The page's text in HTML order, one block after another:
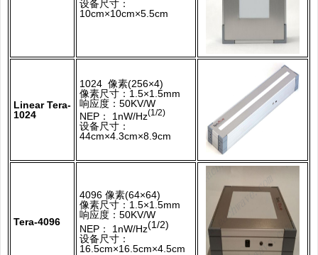
设备尺寸：
10cm×10cm×5.5cm
Linear Tera-
1024
1024 像素(256×4)
像素尺寸：1.5×1.5mm
响应度：50KV/W
NEP： 1nW/Hz(1/2)
设备尺寸：
44cm×4.3cm×8.9cm
Tera-4096
4096 像素(64×64)
像素尺寸：1.5×1.5mm
响应度：50KV/W
NEP： 1nW/Hz(1/2)
设备尺寸：
16.5cm×16.5cm×4.5cm